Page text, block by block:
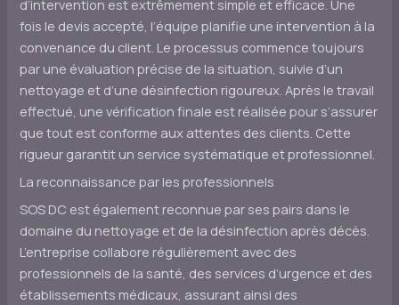
d’intervention est extrêmement simple et efficace. Une
fois le devis accepté, l’équipe planifie une intervention à la
convenance du client. Le processus commence toujours
par une évaluation précise de la situation, suivie d’un
nettoyage et d’une désinfection rigoureux. Après le travail
effectué, une vérification finale est réalisée pour s’assurer
que tout est conforme aux attentes des clients. Cette
rigueur garantit un service systématique et professionnel.
La reconnaissance par les professionnels
SOS DC est également reconnue par ses pairs dans le
domaine du nettoyage et de la désinfection après décès.
L’entreprise collabore régulièrement avec des
professionnels de la santé, des services d’urgence et des
établissements médicaux, assurant ainsi des